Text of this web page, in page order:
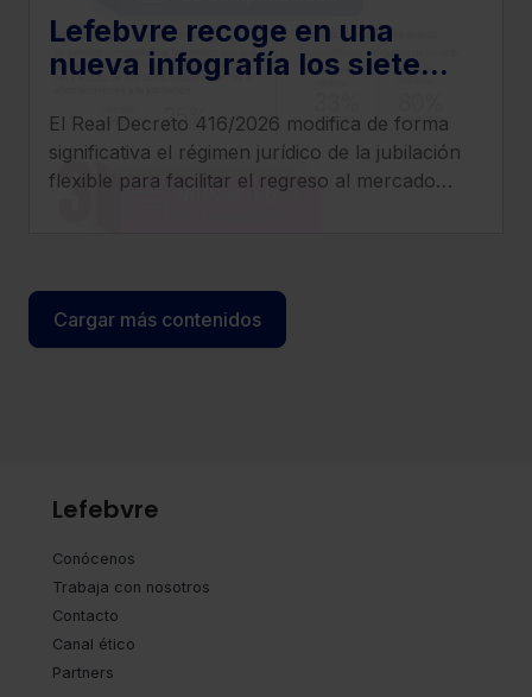
Lefebvre recoge en una
nueva infografía los siete
introduce el Real Decreto
416/2026
El Real Decreto 416/2026 modifica de forma
significativa el régimen jurídico de la jubilación
flexible para facilitar el regreso al mercado
determinados complementos.
Cargar más contenidos
Lefebvre
Conócenos
Trabaja con nosotros
Contacto
Canal ético
Partners